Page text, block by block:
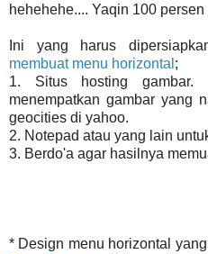
hehehehe.... Yaqin 100
Ini yang harus
membuat menu horizontal ;
1. Situs hosting gambar.
menempatkan gambar yang
geocities di yahoo.
2. Notepad atau yang lain
3. Berdo'a agar hasilnya
* Design menu horizontal